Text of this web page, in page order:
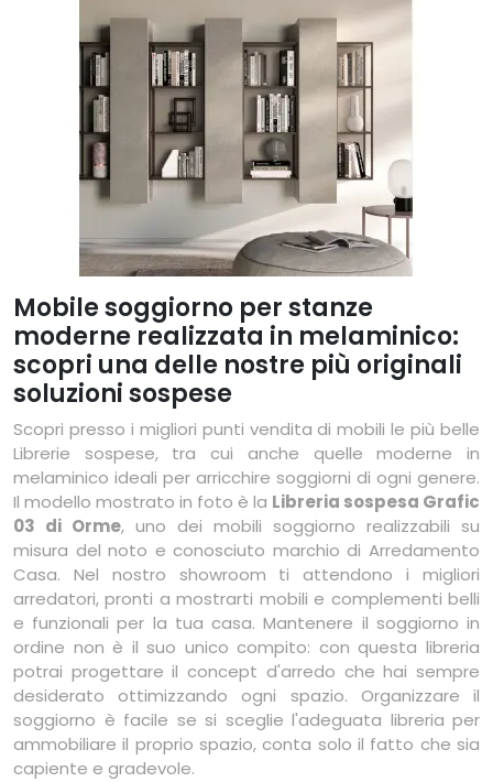
Mobile soggiorno per stanze
moderne realizzata in melaminico:
scopri una delle nostre più originali
soluzioni sospese
Scopri presso i migliori punti vendita di mobili le più belle
Librerie sospese, tra cui anche quelle moderne in
melaminico ideali per arricchire soggiorni di ogni genere.
Il modello mostrato in foto è la Libreria sospesa Grafic
03 di Orme, uno dei mobili soggiorno realizzabili su
misura del noto e conosciuto marchio di Arredamento
Casa. Nel nostro showroom ti attendono i migliori
arredatori, pronti a mostrarti mobili e complementi belli
e funzionali per la tua casa. Mantenere il soggiorno in
ordine non è il suo unico compito: con questa libreria
potrai progettare il concept d'arredo che hai sempre
desiderato ottimizzando ogni spazio. Organizzare il
soggiorno è facile se si sceglie l'adeguata libreria per
ammobiliare il proprio spazio, conta solo il fatto che sia
capiente e gradevole.